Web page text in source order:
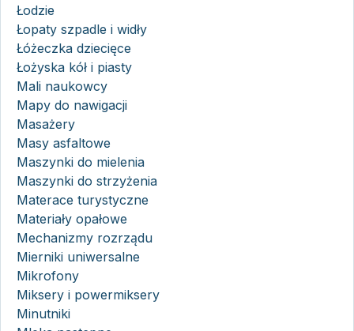
Łodzie
Łopaty szpadle i widły
Łóżeczka dziecięce
Łożyska kół i piasty
Mali naukowcy
Mapy do nawigacji
Masażery
Masy asfaltowe
Maszynki do mielenia
Maszynki do strzyżenia
Materace turystyczne
Materiały opałowe
Mechanizmy rozrządu
Mierniki uniwersalne
Mikrofony
Miksery i powermiksery
Minutniki